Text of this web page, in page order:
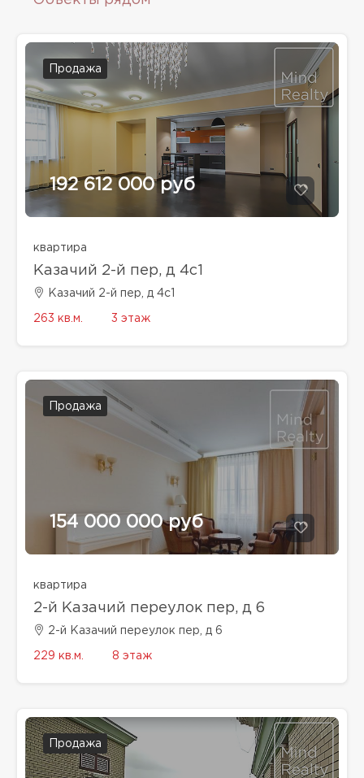
Продажа
192 612 000 руб
квартира
Казачий 2-й пер, д 4с1
Казачий 2-й пер, д 4с1
263 кв.м. 3 этаж
Продажа
154 000 000 руб
квартира
2-й Казачий переулок пер, д 6
2-й Казачий переулок пер, д 6
229 кв.м. 8 этаж
Продажа